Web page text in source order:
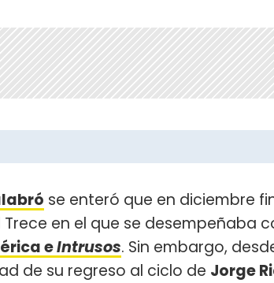
se enteró que en diciembre
Trece en el que se desempeñaba
eIntrusos. Sin embargo,
de su regreso al ciclo de Jorge